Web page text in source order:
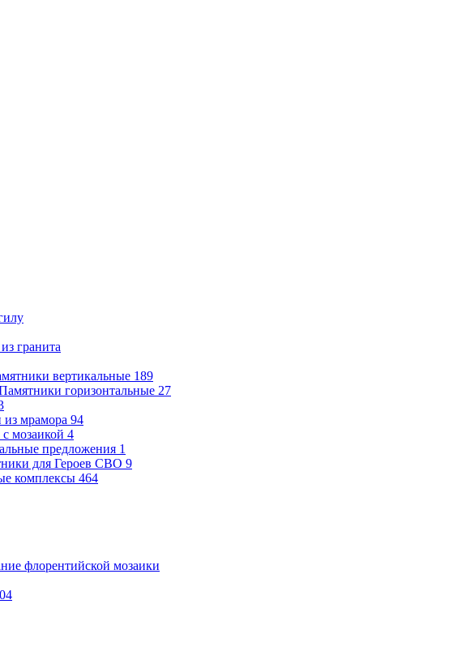
гранита
вертикальные 189
горизонтальные 27
мрамора 94
мозаикой 4
предложения 1
для Героев СВО 9
комплексы 464
флорентийской мозаики